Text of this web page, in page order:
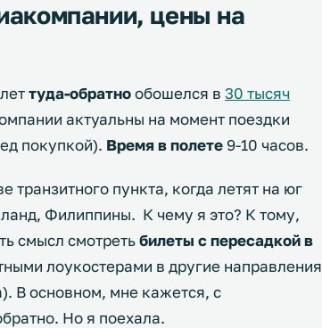
цены на
туда-обратнообошелся в 30 тысяч
актуальны на момент поездки
покупкой). Время в полете 9-10 часов.
транзитного пункта, когда летят на юг
Филиппины. К чему я это? К тому,
смысл смотретьбилеты с пересадкой в
лоукостерами в другие направления
В основном, мне кажется, с
Но я поехала.